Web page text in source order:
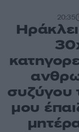
20:35
συζύγου
μου